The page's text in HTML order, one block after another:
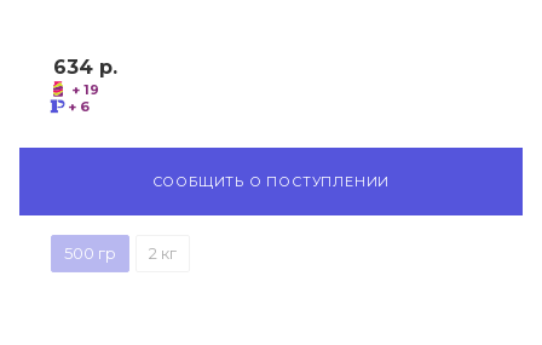
634 р.
+ 19
+ 6
СООБЩИТЬ О ПОСТУПЛЕНИИ
500 гр 2 кг